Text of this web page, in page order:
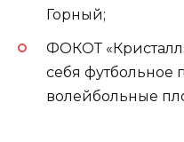
Горный;
ФОКОТ
себя футбольное
волейбольные